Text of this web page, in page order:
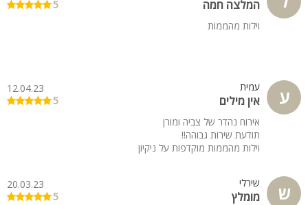
המלצה חמה
5
וילות מהממות
ע עמית
אין מילים
12.04.23
5
אירוח נהדר של צביה ומורן
תודעת שירות גבוהה!!
וילות מהממות מוקדפות על ניקיון
ש שירלי
מומלץ
20.03.23
5